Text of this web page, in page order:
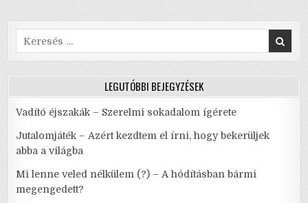
k
Search
for:
LEGUTÓBBI BEJEGYZÉSEK
Vadító éjszakák – Szerelmi sokadalom ígérete
Jutalomjáték – Azért kezdtem el írni, hogy bekerüljek
abba a világba
Mi lenne veled nélkülem (?) – A hódításban bármi
megengedett?